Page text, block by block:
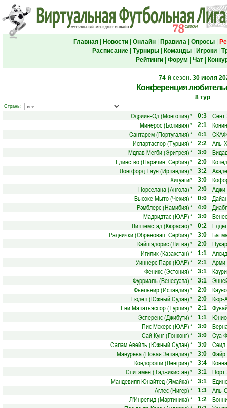
Главная| Новости| Онлайн| Правила| Опросы|
Расписание| Турниры| Команды| Игроки|
Рейтинги| Форум Чат|
74-й сезон. 30 июля
Конференция
8 тур
Страны:
Одриин-Од (Монголия)* 0:3
Сент
Минерос (Боливия)* 2:1
Сантарем (Португалия)* 4:1
Испартаспор (Турция)* 2:2
Аль-
Мдлав Мегби (Эритрея)* 3:0
Единство (Парачин, Сербия)* 2:0
Лонгфорд Таун (Ирландия)* 3:2
Хигуаги* 3:0
Порселана (Ангола)* 2:0
Аджи
Высоке Мыто (Чехия)* 0:0
Рэмблерс (Намибия)* 4:0
Мадридтас (ЮАР)* 3:0
Виллемстад (Кюрасао)* 0:2
Раднички (Обреновац, Сербия)* 3:0
Кайшядорис (Литва)* 2:0
Игилик (Казахстан)* 1:1
Уиннерс Парк (ЮАР)* 2:1
Арми
Феникс (Эстония)* 3:1
Фурриаль (Венесуэла)* 3:1
Фьёльнир (Исландия)* 2:0
Гюдел (Южный Судан)* 2:0
Кюр-
Ени Малатьяспор (Турция)* 2:1
Эсперенс (Джибути)* 1:1
Пис Мэкерс (ЮАР)* 3:0
Сай Кунг (Гонконг)* 3:0
Суа
Салам Авейль (Южный Судан)* 3:0
Сеид
Манурева (Новая Зеландия)* 3:0
Файр
Кондороши (Венгрия)* 3:4
Спитамен (Таджикистан)* 3:1
Норт
Мандевилл Юнайтед (Ямайка)* 3:1
Аглес (Нигер)* 1:3
Аль-
Л'Инрепид (Мартиника)* 1:2